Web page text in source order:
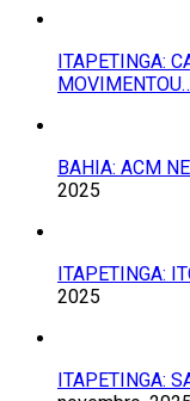
ITAPETINGA:
BAHIA: ACM
2025
ITAPETINGA:
2025
ITAPETINGA: